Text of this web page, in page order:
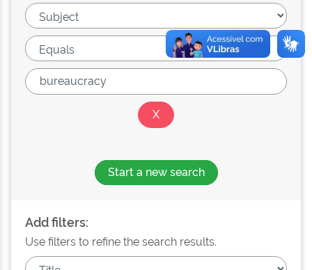
Start a new search
Add filters:
Use filters to refine the search results.